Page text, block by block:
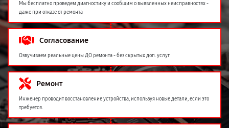
Мы бесплатно проведем диагностику и сообщим о выявленных неисправностях -
даже при отказе от ремонта
Согласование
Озвучиваем реальные цены ДО ремонта - без скрытых доп. услуг
Ремонт
Инженер проводит восстановление устройства, используя новые детали, если это
требуется.